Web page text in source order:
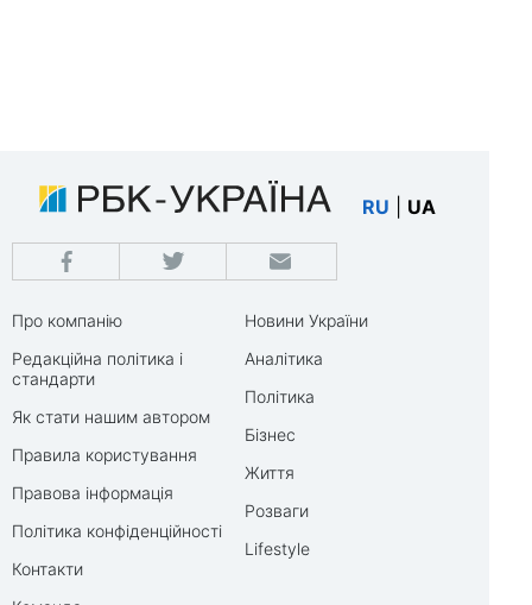
RU UA
Про компанію
Редакційна політика і
стандарти
Як стати нашим автором
Правила користування
Правова інформація
Політика конфіденційності
Контакти
Новини України
Аналітика
Політика
Бізнес
Життя
Розваги
Lifestyle